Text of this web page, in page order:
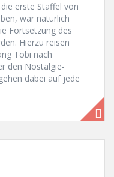
erste Staffel von
war natürlich
Fortsetzung des
Hierzu reisen
Tobi nach
den Nostalgie-
dabei auf jede